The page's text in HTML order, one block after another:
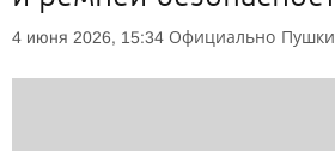
4 июня 2026, 15:34 Официально